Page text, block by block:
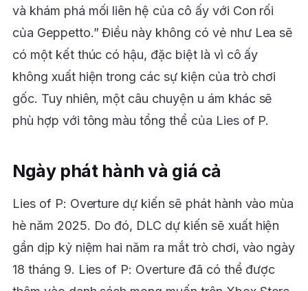
và khám phá mối liên hệ của cô ấy với Con rối
của Geppetto.” Điều này không có vẻ như Lea sẽ
có một kết thúc có hậu, đặc biệt là vì cô ấy
không xuất hiện trong các sự kiện của trò chơi
gốc. Tuy nhiên, một câu chuyện u ám khác sẽ
phù hợp với tông màu tổng thể của Lies of P.
Ngày phát hành và giá cả
Lies of P: Overture dự kiến sẽ phát hành vào mùa
hè năm 2025. Do đó, DLC dự kiến sẽ xuất hiện
gần dịp kỷ niệm hai năm ra mắt trò chơi, vào ngày
18 tháng 9. Lies of P: Overture đã có thể được